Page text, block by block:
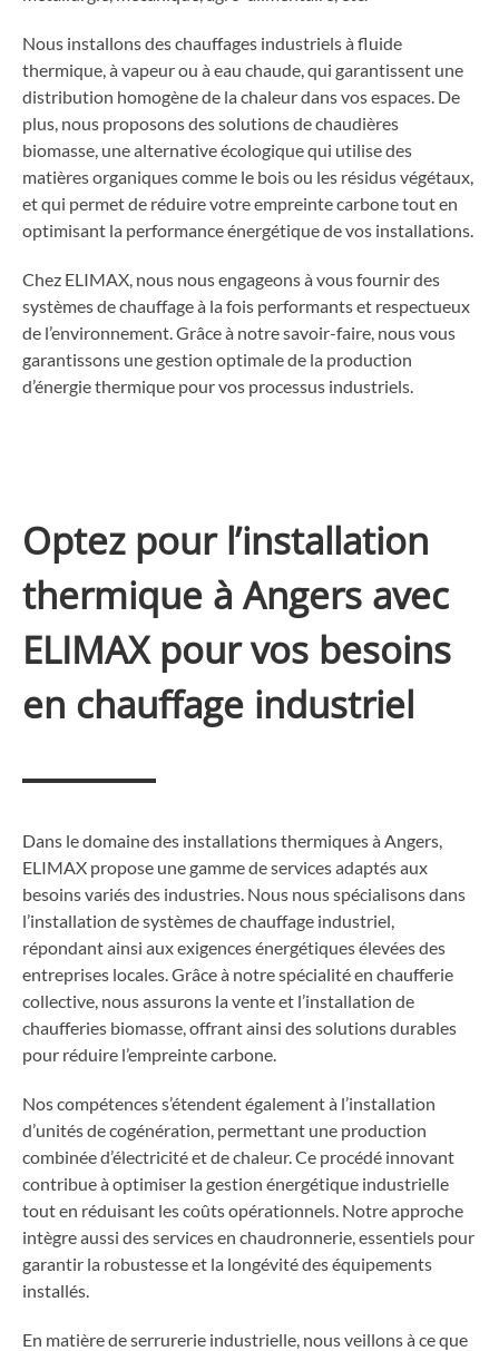
Nous installons des chauffages industriels à fluide
thermique, à vapeur ou à eau chaude, qui garantissent une
distribution homogène de la chaleur dans vos espaces. De
plus, nous proposons des solutions de chaudières
biomasse, une alternative écologique qui utilise des
matières organiques comme le bois ou les résidus végétaux,
et qui permet de réduire votre empreinte carbone tout en
optimisant la performance énergétique de vos installations.
Chez ELIMAX, nous nous engageons à vous fournir des
systèmes de chauffage à la fois performants et respectueux
de l’environnement. Grâce à notre savoir-faire, nous vous
garantissons une gestion optimale de la production
d’énergie thermique pour vos processus industriels.
Optez pour l’installation
thermique à Angers avec
ELIMAX pour vos besoins
en chauffage industriel
Dans le domaine des installations thermiques à Angers,
ELIMAX propose une gamme de services adaptés aux
besoins variés des industries. Nous nous spécialisons dans
l’installation de systèmes de chauffage industriel,
répondant ainsi aux exigences énergétiques élevées des
entreprises locales. Grâce à notre spécialité en chaufferie
collective, nous assurons la vente et l’installation de
chaufferies biomasse, offrant ainsi des solutions durables
pour réduire l’empreinte carbone.
Nos compétences s’étendent également à l’installation
d’unités de cogénération, permettant une production
combinée d’électricité et de chaleur. Ce procédé innovant
contribue à optimiser la gestion énergétique industrielle
tout en réduisant les coûts opérationnels. Notre approche
intègre aussi des services en chaudronnerie, essentiels pour
garantir la robustesse et la longévité des équipements
installés.
En matière de serrurerie industrielle, nous veillons à ce que